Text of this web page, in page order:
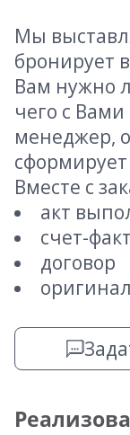
Мы
бронирует
Вам нужно
чего с
менеджер,
сформирует
Вместе с
акт
счет-
договор